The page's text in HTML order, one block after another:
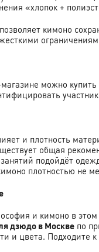
«хлопок +
кимоно
можно купить
и плотность
общая
подойдёт
плотностью не
и кимоно в
дзюдо в Москве по
и цвета. Подходите